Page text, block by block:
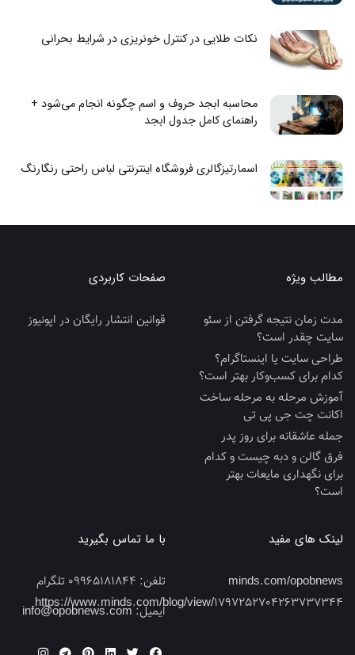
نکات طلایی در کنترل خونریزی در شرایط بحرانی
محاسبه ابجد حروف و اسم چگونه انجام می‌شود +
راهنمای کامل جدول ابجد
اسمارتیزگالری فروشگاه اینترنتی لباس راحتی رنگارنگ
مطالب ویژه
مدت زمان نتیجه گرفتن از سئو
سایت چقدر است؟
طراحی سایت یا اینستاگرام؟
کدام برای کسب‌وکار بهتر است؟
آموزش مرحله به مرحله ساخت
اکانت چت جی پی تی
جمله عاشقانه برای روز پدر
فرق گالن و دبه چیست و کدام
برای نگهداری مایعات بهتر
است؟
صفحات کاربردی
قوانین انتشار رایگان در اپونیوز
لینک های مفید
minds.com/opobnews
https://www.minds.com/blog/view/1797252704263737344
با ما تماس بگیرید
تلفن:
ایمیل:info@opobnews.com